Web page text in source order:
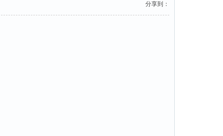
分享到：